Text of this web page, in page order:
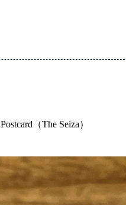
Postcard（The Seiza）